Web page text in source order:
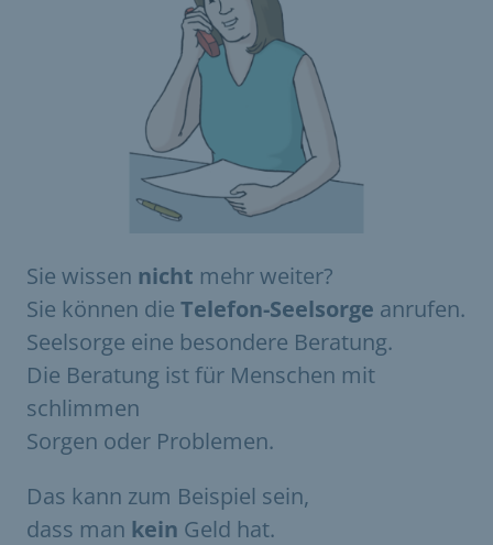
Sie wissen nicht mehr weiter?
Sie können die Telefon-Seelsorge anrufen.
Seelsorge eine besondere Beratung.
Die Beratung ist für Menschen mit
schlimmen
Sorgen oder Problemen.
Das kann zum Beispiel sein,
dass man kein Geld hat.